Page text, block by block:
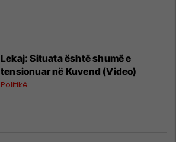
Lekaj: Situata është shumë e
tensionuar në Kuvend (Video)
Politikë